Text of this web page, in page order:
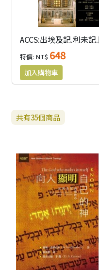
特價: NT$ 648
共有35個商品